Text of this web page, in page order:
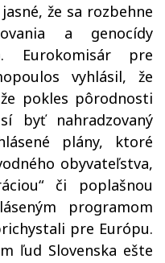
že sa rozbehne
a genocídy
Eurokomisár pre
vyhlásil, že
pokles pôrodnosti
byť nahradzovaný
plány, ktoré
obyvateľstva,
či poplašnou
programom
pre Európu.
ľud Slovenska ešte